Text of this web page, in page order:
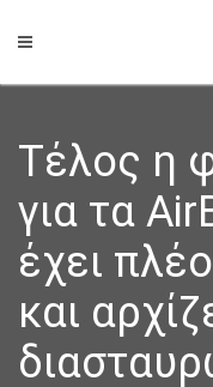
Τέλος η
για τα
έχει
και